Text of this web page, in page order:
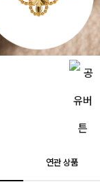
연관 상품